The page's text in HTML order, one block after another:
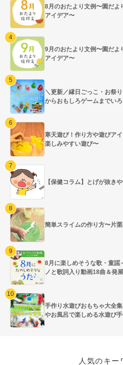
8月のおたより文例〜園だよ
アイデア〜
9月のおたより文例〜園だよ
アイデア〜
＼更新／縁日ごっこ・お祭
からおもしろゲームまでい
寒天遊び！作り方や遊びア
楽しみやすい遊び〜
【保健コラム】とげが抜き
簡単スライムの作り方〜片
8月に楽しめそうな歌・童謡
ノと歌詞入り動画18曲＆発
手作り水遊びおもちゃ大全
やお風呂で楽しめる水遊び
人気のキー